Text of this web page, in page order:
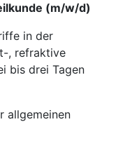
(m/w/d)
in der
, refraktive
bis drei Tagen
allgemeinen